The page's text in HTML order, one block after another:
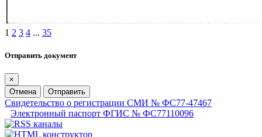
1 2 3 4 ... 35
Отправить документ
×
Отмена
Отправить
Свидетельство о регистрации СМИ № ФС77-47467
Электронный паспорт ФГИС № ФС77110096